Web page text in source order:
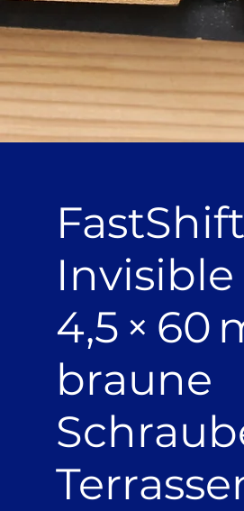
Invisible
4,5 × 60
braune